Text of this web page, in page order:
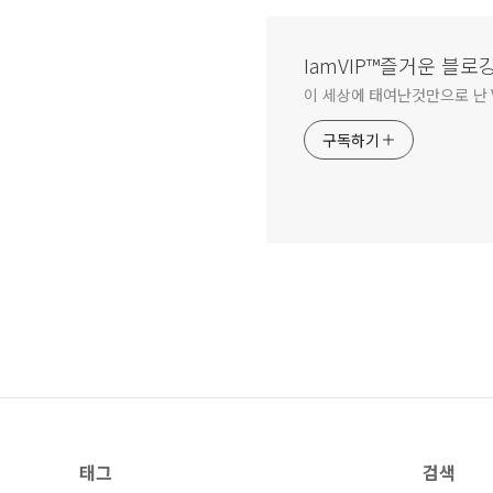
IamVIP™즐거운 블로깅
이 세상에 태여난것만으로 난
구독하기
태그 검색